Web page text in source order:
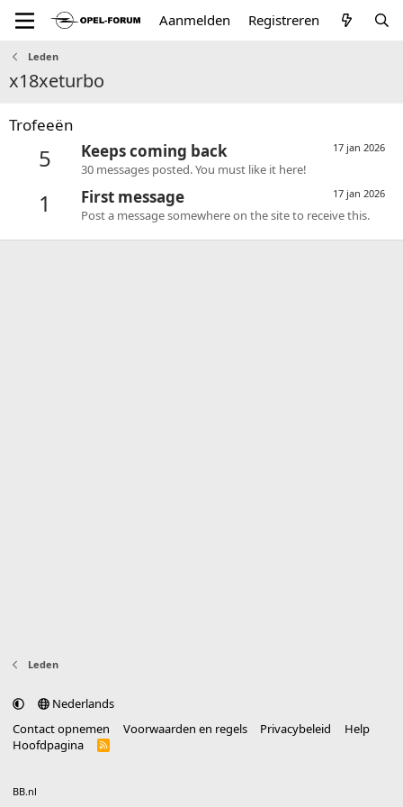
Aanmelden Registreren
Leden
x18xeturbo
Trofeeën
5 17 jan 2026
Keeps coming back
30 messages posted. You must like it here!
1 17 jan 2026
First message
Post a message somewhere on the site to receive this.
Leden
Nederlands
Contact opnemen
Voorwaarden en regels Privacybeleid
Help
Hoofdpagina
R
BB.nl